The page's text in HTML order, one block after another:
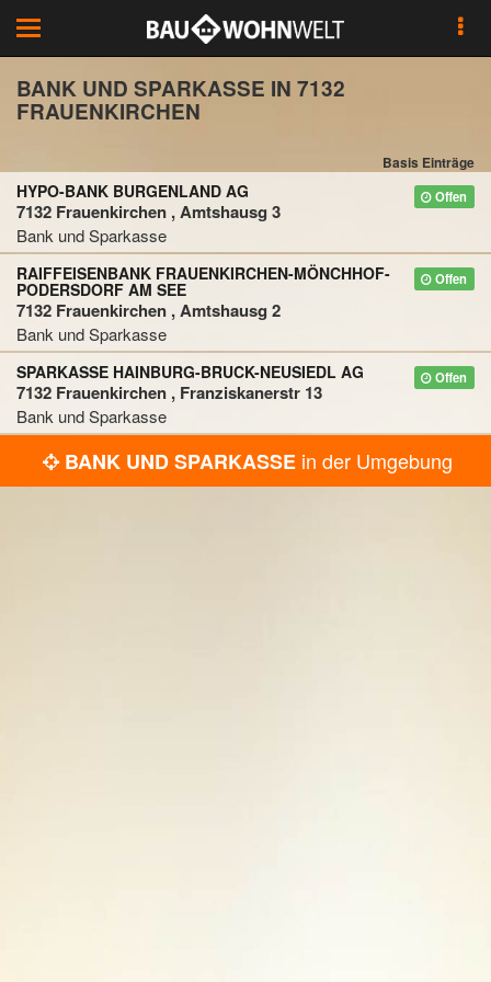
Toggle
navigation
BANK UND SPARKASSE IN 7132
FRAUENKIRCHEN
Basis Einträge
Offen
HYPO-BANK BURGENLAND AG
7132 Frauenkirchen , Amtshausg 3
Bank und Sparkasse
Offen
RAIFFEISENBANK FRAUENKIRCHEN-MÖNCHHOF-
PODERSDORF AM SEE
7132 Frauenkirchen , Amtshausg 2
Bank und Sparkasse
Offen
SPARKASSE HAINBURG-BRUCK-NEUSIEDL AG
7132 Frauenkirchen , Franziskanerstr 13
Bank und Sparkasse
BANK UND SPARKASSE in der Umgebung